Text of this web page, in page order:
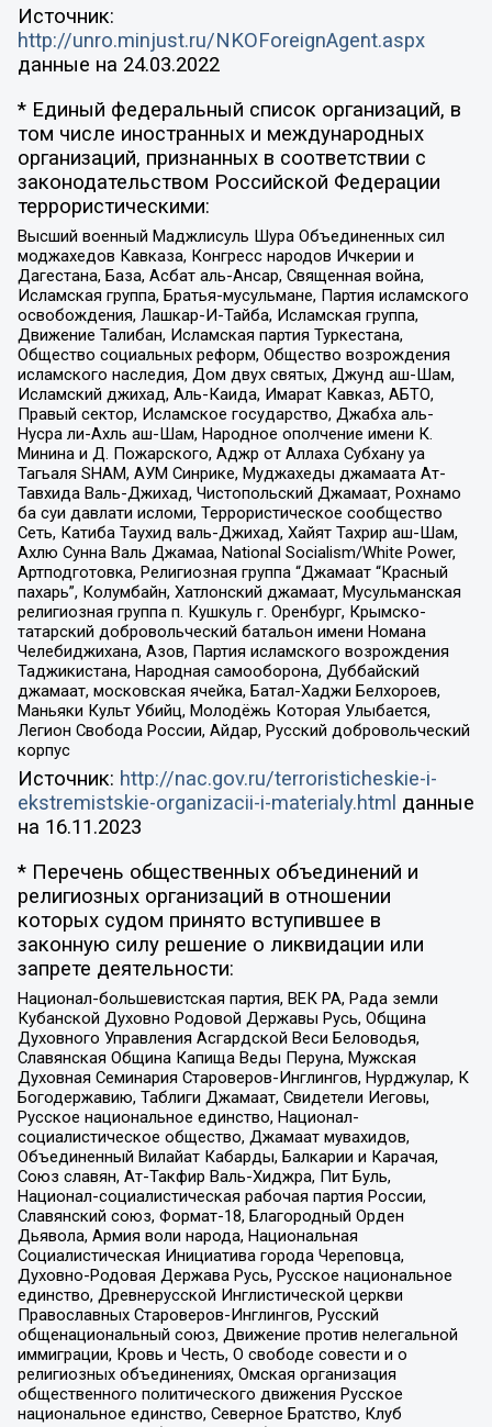
Источник:
http://unro.minjust.ru/NKOForeignAgent.aspx
данные на 24.03.2022
* Единый федеральный список организаций, в
том числе иностранных и международных
организаций, признанных в соответствии с
законодательством Российской Федерации
террористическими:
Высший военный Маджлисуль Шура Объединенных сил
моджахедов Кавказа, Конгресс народов Ичкерии и
Дагестана, База, Асбат аль-Ансар, Священная война,
Исламская группа, Братья-мусульмане, Партия исламского
освобождения, Лашкар-И-Тайба, Исламская группа,
Движение Талибан, Исламская партия Туркестана,
Общество социальных реформ, Общество возрождения
исламского наследия, Дом двух святых, Джунд аш-Шам,
Исламский джихад, Аль-Каида, Имарат Кавказ, АБТО,
Правый сектор, Исламское государство, Джабха аль-
Нусра ли-Ахль аш-Шам, Народное ополчение имени К.
Минина и Д. Пожарского, Аджр от Аллаха Субхану уа
Тагьаля SHAM, АУМ Синрике, Муджахеды джамаата Ат-
Тавхида Валь-Джихад, Чистопольский Джамаат, Рохнамо
ба суи давлати исломи, Террористическое сообщество
Сеть, Катиба Таухид валь-Джихад, Хайят Тахрир аш-Шам,
Ахлю Сунна Валь Джамаа, National Socialism/White Power,
Артподготовка, Религиозная группа “Джамаат “Красный
пахарь”, Колумбайн, Хатлонский джамаат, Мусульманская
религиозная группа п. Кушкуль г. Оренбург, Крымско-
татарский добровольческий батальон имени Номана
Челебиджихана, Азов, Партия исламского возрождения
Таджикистана, Народная самооборона, Дуббайский
джамаат, московская ячейка, Батал-Хаджи Белхороев,
Маньяки Культ Убийц, Молодёжь Которая Улыбается,
Легион Свобода России, Айдар, Русский добровольческий
корпус
Источник: http://nac.gov.ru/terroristicheskie-i-
ekstremistskie-organizacii-i-materialy.html данные
на 16.11.2023
* Перечень общественных объединений и
религиозных организаций в отношении
которых судом принято вступившее в
законную силу решение о ликвидации или
запрете деятельности:
Национал-большевистская партия, ВЕК РА, Рада земли
Кубанской Духовно Родовой Державы Русь, Община
Духовного Управления Асгардской Веси Беловодья,
Славянская Община Капища Веды Перуна, Мужская
Духовная Семинария Староверов-Инглингов, Нурджулар, К
Богодержавию, Таблиги Джамаат, Свидетели Иеговы,
Русское национальное единство, Национал-
социалистическое общество, Джамаат мувахидов,
Объединенный Вилайат Кабарды, Балкарии и Карачая,
Союз славян, Ат-Такфир Валь-Хиджра, Пит Буль,
Национал-социалистическая рабочая партия России,
Славянский союз, Формат-18, Благородный Орден
Дьявола, Армия воли народа, Национальная
Социалистическая Инициатива города Череповца,
Духовно-Родовая Держава Русь, Русское национальное
единство, Древнерусской Инглистической церкви
Православных Староверов-Инглингов, Русский
общенациональный союз, Движение против нелегальной
иммиграции, Кровь и Честь, О свободе совести и о
религиозных объединениях, Омская организация
общественного политического движения Русское
национальное единство, Северное Братство, Клуб